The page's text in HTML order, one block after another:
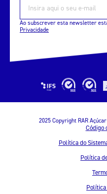
Ao subscrever esta newsletter
Privacidade
2025 Copyright RAR
Código
Política do
Política
Política